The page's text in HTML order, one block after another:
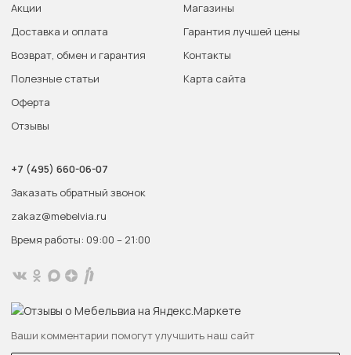
Акции
Доставка и оплата
Возврат, обмен и гарантия
Полезные статьи
Оферта
Отзывы
Магазины
Гарантия лучшей цены
Контакты
Карта сайта
+7 (495) 660-06-07
Заказать обратный звонок
zakaz@mebelvia.ru
Время работы: 09:00 – 21:00
Ваши комментарии помогут улучшить наш сайт